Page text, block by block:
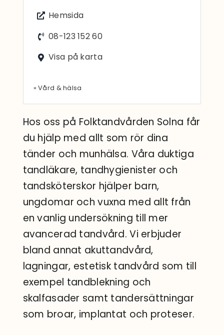
Hemsida
08-123 152 60
Visa på karta
« Vård & hälsa
Hos oss på Folktandvården Solna får
du hjälp med allt som rör dina
tänder och munhälsa. Våra duktiga
tandläkare, tandhygienister och
tandsköterskor hjälper barn,
ungdomar och vuxna med allt från
en vanlig undersökning till mer
avancerad tandvård. Vi erbjuder
bland annat akuttandvård,
lagningar, estetisk tandvård som till
exempel tandblekning och
skalfasader samt tandersättningar
som broar, implantat och proteser.